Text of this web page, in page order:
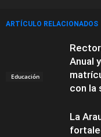
ARTÍCULO RELACIONADOS
Educación
Anual
con la
La